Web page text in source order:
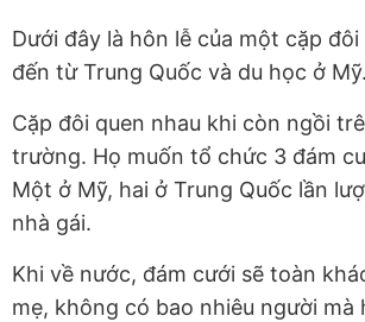
Dưới đây là hôn lễ của một cặp
đến từ Trung Quốc và du học ở Mỹ.
Cặp đôi quen nhau khi còn ngồi
trường. Họ muốn tổ chức 3 đám
Một ở Mỹ, hai ở Trung Quốc lần
nhà gái.
Khi về nước, đám cưới sẽ toàn
mẹ, không có bao nhiêu người mà